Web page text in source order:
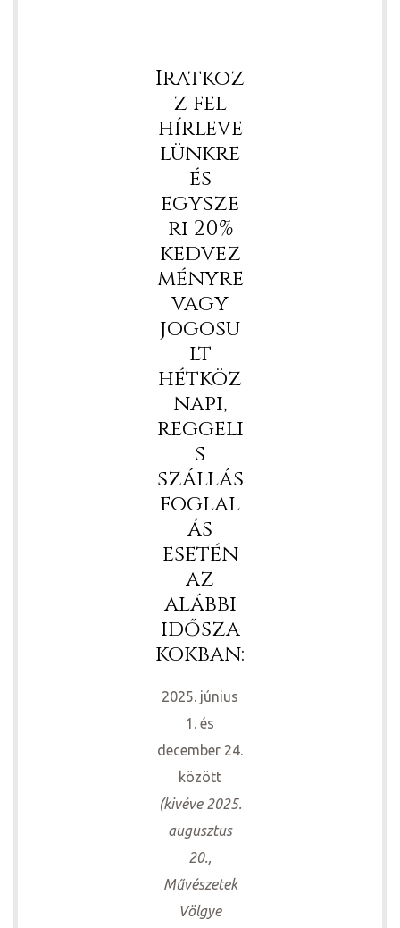
Iratkoz
z fel
hírleve
lünkre
és
egysze
ri 20%
kedvez
ményre
vagy
jogosu
lt
hétköz
napi,
reggeli
s
szállás
foglal
ás
esetén
az
alábbi
idősza
kokban:
2025. június
1. és
december 24.
között
(kivéve 2025.
augusztus
20.,
Művészetek
Völgye